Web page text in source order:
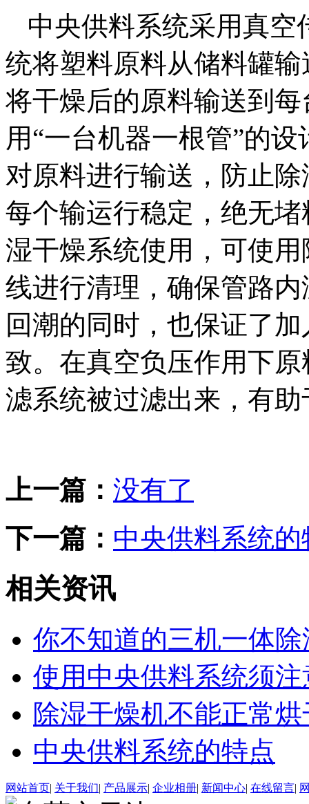
中央供料系统采用真
统将塑料原料从储料罐
将干燥后的原料输送到
用“一台机器一根管”的
对原料进行输送，防止
每个输运行稳定，绝无
湿干燥系统使用，可使
线进行清理，确保管路
回潮的同时，也保证了
致。在真空负压作用下
滤系统被过滤出来，有
上一篇： 没有了
下一篇： 中央供料系统的
相关资讯
你不知道的三机一体
使用中央供料系统须
除湿干燥机不能正常
中央供料系统的特点
网站首页| 关于我们| 产品展示| 企业相册| 新闻中心| 在线留言|